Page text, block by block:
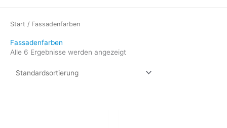
Start / Fassadenfarben
Fassadenfarben
Alle 6 Ergebnisse werden angezeigt